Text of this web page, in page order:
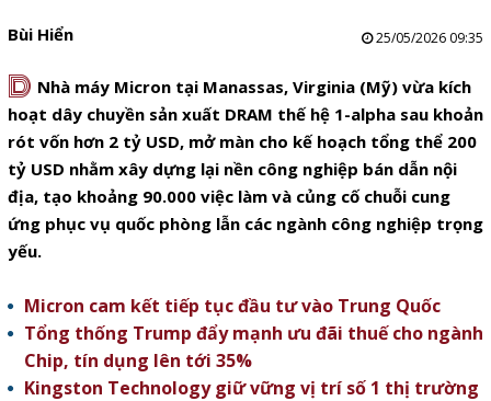
Bùi Hiển 25/05/2026 09:35
D Nhà máy Micron tại Manassas, Virginia (Mỹ) vừa kích
hoạt dây chuyền sản xuất DRAM thế hệ 1-alpha sau khoản
rót vốn hơn 2 tỷ USD, mở màn cho kế hoạch tổng thể 200
tỷ USD nhằm xây dựng lại nền công nghiệp bán dẫn nội
địa, tạo khoảng 90.000 việc làm và củng cố chuỗi cung
ứng phục vụ quốc phòng lẫn các ngành công nghiệp trọng
yếu.
Micron cam kết tiếp tục đầu tư vào Trung Quốc
Tổng thống Trump đẩy mạnh ưu đãi thuế cho ngành
Chip, tín dụng lên tới 35%
Kingston Technology giữ vững vị trí số 1 thị trường